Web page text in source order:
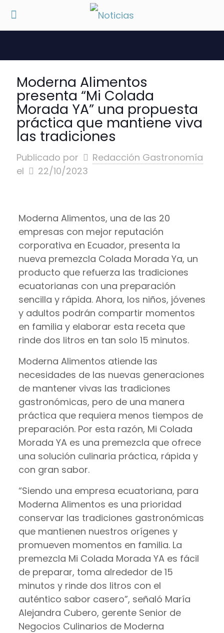
Moderna Alimentos
presenta “Mi Colada
Morada YA” una propuesta
práctica que mantiene viva
las tradiciones
Publicado por
Redacción Gastronomía
el
22/10/2023
Moderna Alimentos, una de las 20
empresas con mejor reputación
corporativa en Ecuador, presenta la
nueva premezcla Colada Morada Ya, un
producto que refuerza las tradiciones
ecuatorianas con una preparación
sencilla y rápida. Ahora, los niños, jóvenes
y adultos podrán compartir momentos
en familia y elaborar esta receta que
rinde dos litros en tan solo 15 minutos.
Moderna Alimentos atiende las
necesidades de las nuevas generaciones
de mantener vivas las tradiciones
gastronómicas, pero de una manera
práctica que requiera menos tiempos de
preparación. Por esta razón, Mi Colada
Morada YA es una premezcla que ofrece
una solución culinaria práctica, rápida y
con gran sabor.
“Siendo una empresa ecuatoriana, para
Moderna Alimentos es una prioridad
conservar las tradiciones gastronómicas
que mantienen nuestros orígenes y
promueven momentos en familia. La
premezcla Mi Colada Morada YA es fácil
de preparar, toma alrededor de 15
minutos y rinde dos litros con el
auténtico sabor casero”, señaló María
Alejandra Cubero, gerente Senior de
Negocios Culinarios de Moderna